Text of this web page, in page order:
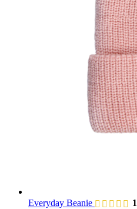
Everyday Beanie